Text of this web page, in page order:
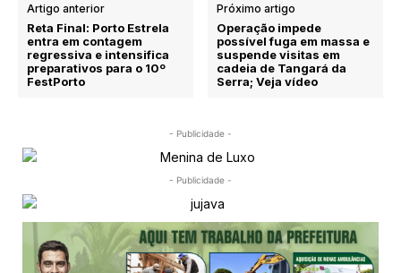
Artigo anterior
Reta Final: Porto Estrela
entra em contagem
regressiva e intensifica
preparativos para o 10º
FestPorto
Próximo artigo
Operação impede
possível fuga em massa e
suspende visitas em
cadeia de Tangará da
Serra; Veja vídeo
- Publicidade -
- Publicidade -